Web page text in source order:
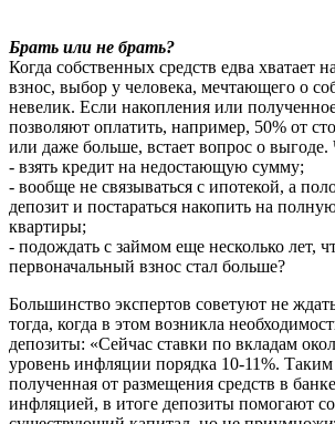
Брать или не брать?
Когда собственных средств едва хватает
взнос, выбор у человека, мечтающего о
невелик. Если накопления или
позволяют оплатить, например, 50% от
или даже больше, встает вопрос о
- взять кредит на недостающую сумму;
- вообще не связываться с ипотекой, а
депозит и постараться накопить на
квартиры;
- подождать с займом еще несколько лет,
первоначальный взнос стал больше?
Большинство экспертов советуют не
тогда, когда в этом возникла
депозиты: «Сейчас ставки по вкладам
уровень инфляции порядка 10-11%.
полученная от размещения средств в
инфляцией, в итоге депозиты помогают